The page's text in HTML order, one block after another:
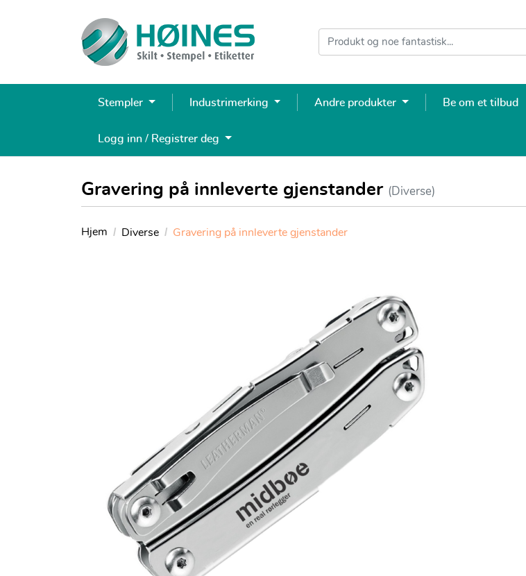
Stempler Industrimerking Andre produkter Be om et tilbud
Logg inn / Registrer deg
Gravering på innleverte gjenstander (Diverse)
Hjem Diverse Gravering på innleverte gjenstander